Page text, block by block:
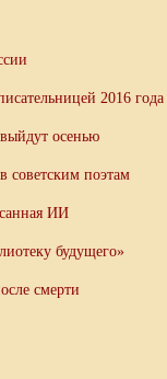
2016 года
осенью
советским поэтам
ИИ
будущего»
смерти